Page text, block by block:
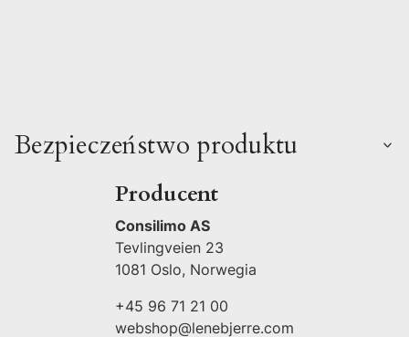
Bezpieczeństwo produktu
Producent
Consilimo AS
Tevlingveien 23
1081 Oslo, Norwegia
+45 96 71 21 00
webshop@lenebjerre.com